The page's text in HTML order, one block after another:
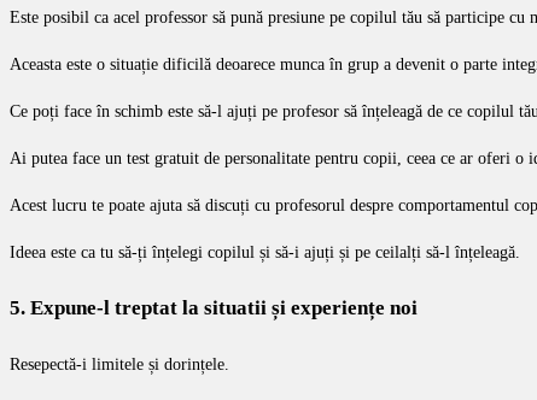
Este posibil ca acel professor să pună presiune pe copilul tău să participe cu
Aceasta este o situație dificilă deoarece munca în grup a devenit o parte
Ce poți face în schimb este să-l ajuți pe profesor să înțeleagă de ce copilul
Ai putea face un test gratuit de personalitate pentru copii, ceea ce ar oferi o
Acest lucru te poate ajuta să discuți cu profesorul despre comportamentul
Ideea este ca tu să-ți înțelegi copilul și să-i ajuți și pe ceilalți să-l înțeleagă.
5. Expune-l treptat la situatii și experiențe noi
Resepectă-i limitele și dorințele.